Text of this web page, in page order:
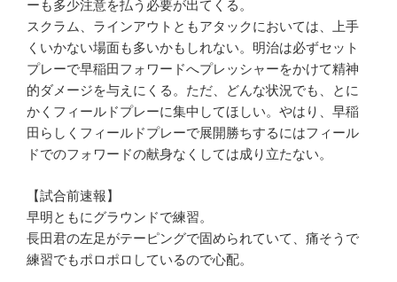
ーも多少注意を払う必要が出てくる。
スクラム、ラインアウトともアタックにおいては、上手
くいかない場面も多いかもしれない。明治は必ずセット
プレーで早稲田フォワードへプレッシャーをかけて精神
的ダメージを与えにくる。ただ、どんな状況でも、とに
かくフィールドプレーに集中してほしい。やはり、早稲
田らしくフィールドプレーで展開勝ちするにはフィール
ドでのフォワードの献身なくしては成り立たない。
【試合前速報】
早明ともにグラウンドで練習。
長田君の左足がテーピングで固められていて、痛そうで
練習でもポロポロしているので心配。